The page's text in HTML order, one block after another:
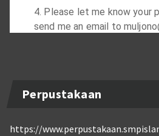
Perpustakaan
https://